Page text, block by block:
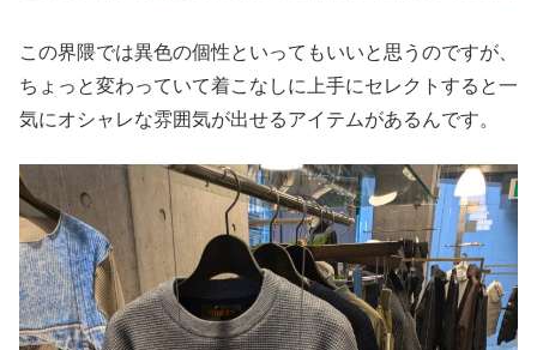
この界隈では異色の個性といってもいいと思うのですが、
ちょっと変わっていて着こなしに上手にセレクトすると一
気にオシャレな雰囲気が出せるアイテムがあるんです。